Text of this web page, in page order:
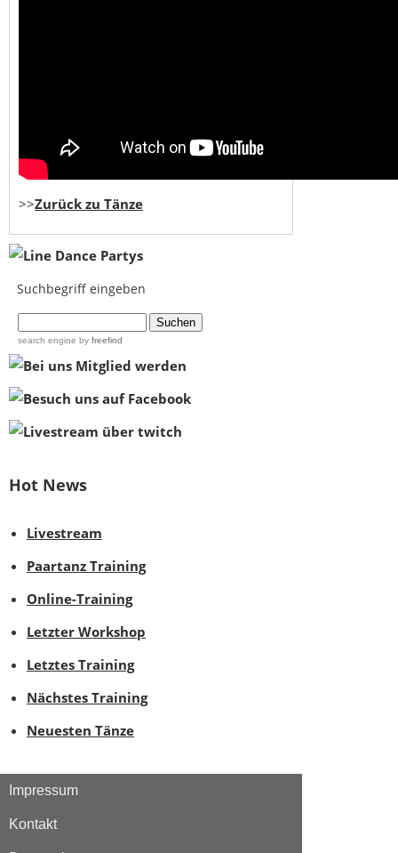
>>Zurück zu Tänze
Suchbegriff eingeben
search engine by freefind
Hot News
Livestream
Paartanz Training
Online-Training
Letzter Workshop
Letztes Training
Nächstes Training
Neuesten Tänze
Impressum
Kontakt